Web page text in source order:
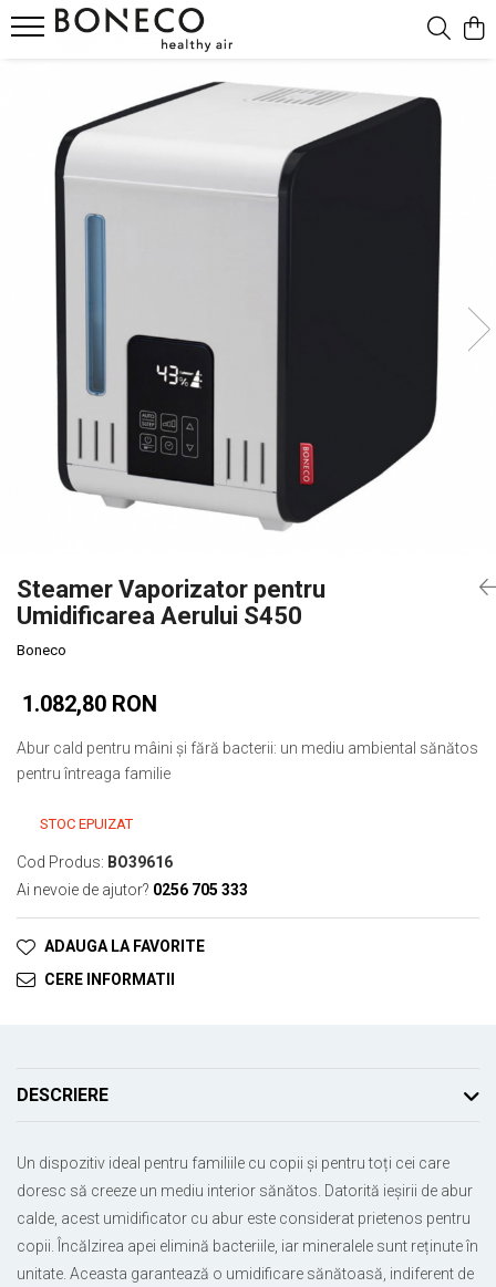
Purificatoare & Umidificatoare Hibrid
Umidificatoare
Umidificatoare Prin Evaporare
Umidificatoare Spălare Aer
Ventilatoare Air Shower
Difuzor De Arome Si Ionizatoare
Steamer Vaporizator pentru
Umidificarea Aerului S450
Boneco
1.082,80 RON
Abur cald pentru mâini și fără bacterii: un mediu ambiental sănătos
pentru întreaga familie
STOC EPUIZAT
Cod Produs: BO39616
Ai nevoie de ajutor? 0256 705 333
ADAUGA LA FAVORITE
CERE INFORMATII
DESCRIERE
Un dispozitiv ideal pentru familiile cu copii și pentru toți cei care
doresc să creeze un mediu interior sănătos. Datorită ieșirii de abur
calde, acest umidificator cu abur este considerat prietenos pentru
copii. Încălzirea apei elimină bacteriile, iar mineralele sunt reținute în
unitate. Aceasta garantează o umidificare sănătoasă, indiferent de